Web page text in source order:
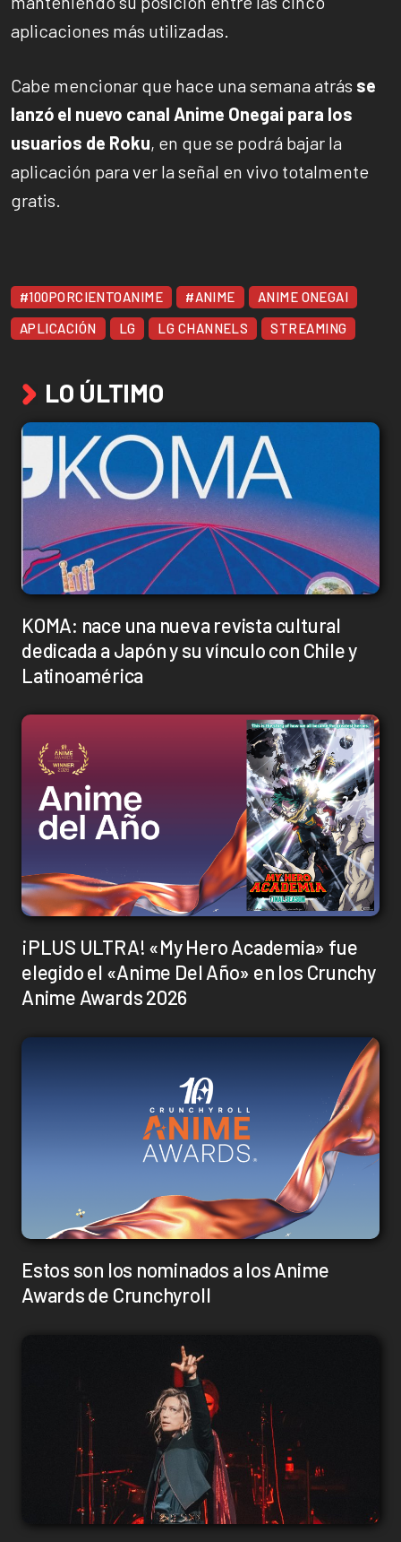
aplicaciones más utilizadas.
Cabe mencionar que hace una semana atrás se
lanzó el nuevo canal Anime Onegai para los
usuarios de Roku, en que se podrá bajar la
aplicación para ver la señal en vivo totalmente
gratis.
#100PORCIENTOANIME #ANIME
ANIME ONEGAI
APLICACIÓN
LG LG CHANNELS STREAMING
LO ÚLTIMO
KOMA: nace una nueva revista cultural
dedicada a Japón y su vínculo con Chile y
Latinoamérica
¡PLUS ULTRA! «My Hero Academia» fue
elegido el «Anime Del Año» en los Crunchy
Anime Awards 2026
Estos son los nominados a los Anime
Awards de Crunchyroll